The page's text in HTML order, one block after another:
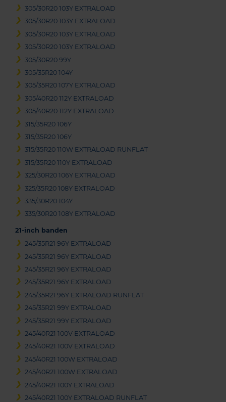
305/30R20 103Y EXTRALOAD
305/30R20 103Y EXTRALOAD
305/30R20 103Y EXTRALOAD
305/30R20 103Y EXTRALOAD
305/30R20 99Y
305/35R20 104Y
305/35R20 107Y EXTRALOAD
305/40R20 112Y EXTRALOAD
305/40R20 112Y EXTRALOAD
315/35R20 106Y
315/35R20 106Y
315/35R20 110W EXTRALOAD RUNFLAT
315/35R20 110Y EXTRALOAD
325/30R20 106Y EXTRALOAD
325/35R20 108Y EXTRALOAD
335/30R20 104Y
335/30R20 108Y EXTRALOAD
21-inch banden
245/35R21 96Y EXTRALOAD
245/35R21 96Y EXTRALOAD
245/35R21 96Y EXTRALOAD
245/35R21 96Y EXTRALOAD
245/35R21 96Y EXTRALOAD RUNFLAT
245/35R21 99Y EXTRALOAD
245/35R21 99Y EXTRALOAD
245/40R21 100V EXTRALOAD
245/40R21 100V EXTRALOAD
245/40R21 100W EXTRALOAD
245/40R21 100W EXTRALOAD
245/40R21 100Y EXTRALOAD
245/40R21 100Y EXTRALOAD RUNFLAT